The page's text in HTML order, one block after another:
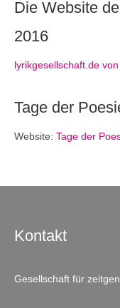
Die Website
2016
lyrikgesellschaft.de
Tage der
Website: Tage der
Kontakt
Gesellschaft für